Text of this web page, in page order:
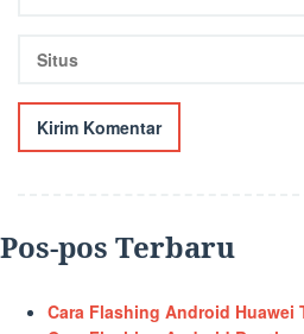
Pos-pos Terbaru
Cara Flashing Android Huawei